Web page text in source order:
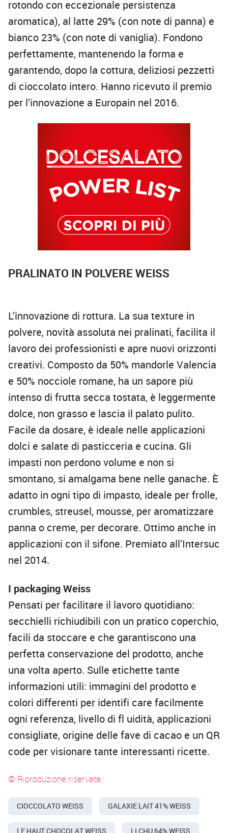
rotondo con eccezionale persistenza
aromatica), al latte 29% (con note di panna) e
bianco 23% (con note di vaniglia). Fondono
perfettamente, mantenendo la forma e
garantendo, dopo la cottura, deliziosi pezzetti
di cioccolato intero. Hanno ricevuto il premio
per l’innovazione a Europain nel 2016.
PRALINATO IN POLVERE WEISS
L’innovazione di rottura. La sua texture in
polvere, novità assoluta nei pralinati, facilita il
lavoro dei professionisti e apre nuovi orizzonti
creativi. Composto da 50% mandorle Valencia
e 50% nocciole romane, ha un sapore più
intenso di frutta secca tostata, è leggermente
dolce, non grasso e lascia il palato pulito.
Facile da dosare, è ideale nelle applicazioni
dolci e salate di pasticceria e cucina. Gli
impasti non perdono volume e non si
smontano, si amalgama bene nelle ganache. È
adatto in ogni tipo di impasto, ideale per frolle,
crumbles, streusel, mousse, per aromatizzare
panna o creme, per decorare. Ottimo anche in
applicazioni con il sifone. Premiato all’Intersuc
nel 2014.
I packaging Weiss
Pensati per facilitare il lavoro quotidiano:
secchielli richiudibili con un pratico coperchio,
facili da stoccare e che garantiscono una
perfetta conservazione del prodotto, anche
una volta aperto. Sulle etichette tante
informazioni utili: immagini del prodotto e
colori differenti per identifi care facilmente
ogni referenza, livello di fl uidità, applicazioni
consigliate, origine delle fave di cacao e un QR
code per visionare tante interessanti ricette.
© Riproduzione riservata
CIOCCOLATO WEISS GALAXIE LAIT 41% WEISS
LE HAUT CHOCOLAT WEISS LI CHU 64% WEISS